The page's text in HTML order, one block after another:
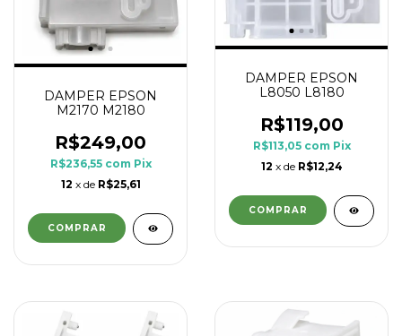
DAMPER EPSON
M2170 M2180
R$249,00
R$236,55 com Pix
12 x de R$25,61
DAMPER EPSON
L8050 L8180
R$119,00
R$113,05 com Pix
12 x de R$12,24